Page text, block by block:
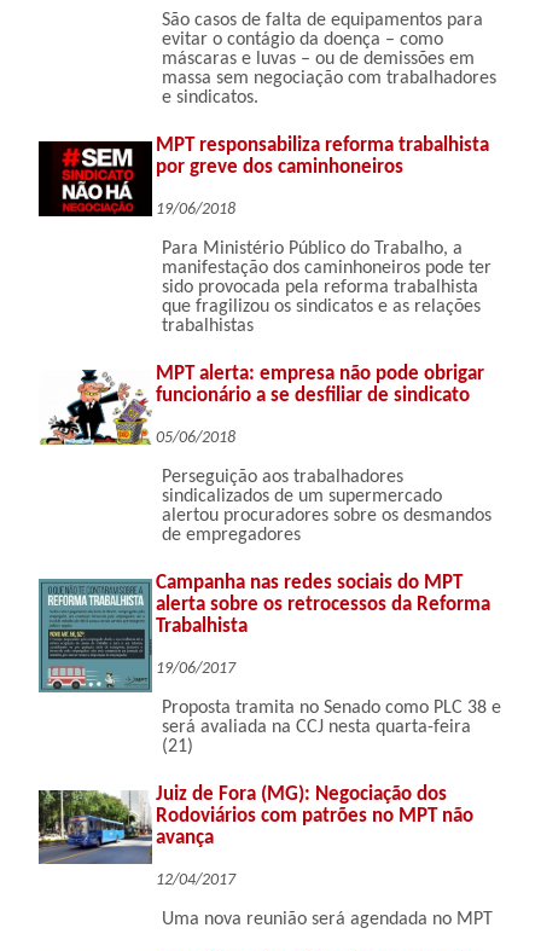
São casos de falta de equipamentos para
evitar o contágio da doença – como
máscaras e luvas – ou de demissões em
massa sem negociação com trabalhadores
e sindicatos.
MPT responsabiliza reforma trabalhista
por greve dos caminhoneiros
19/06/2018
Para Ministério Público do Trabalho, a
manifestação dos caminhoneiros pode ter
sido provocada pela reforma trabalhista
que fragilizou os sindicatos e as relações
trabalhistas
MPT alerta: empresa não pode obrigar
funcionário a se desfiliar de sindicato
05/06/2018
Perseguição aos trabalhadores
sindicalizados de um supermercado
alertou procuradores sobre os desmandos
de empregadores
Campanha nas redes sociais do MPT
alerta sobre os retrocessos da Reforma
Trabalhista
19/06/2017
Proposta tramita no Senado como PLC 38 e
será avaliada na CCJ nesta quarta-feira
(21)
Juiz de Fora (MG): Negociação dos
Rodoviários com patrões no MPT não
avança
12/04/2017
Uma nova reunião será agendada no MPT